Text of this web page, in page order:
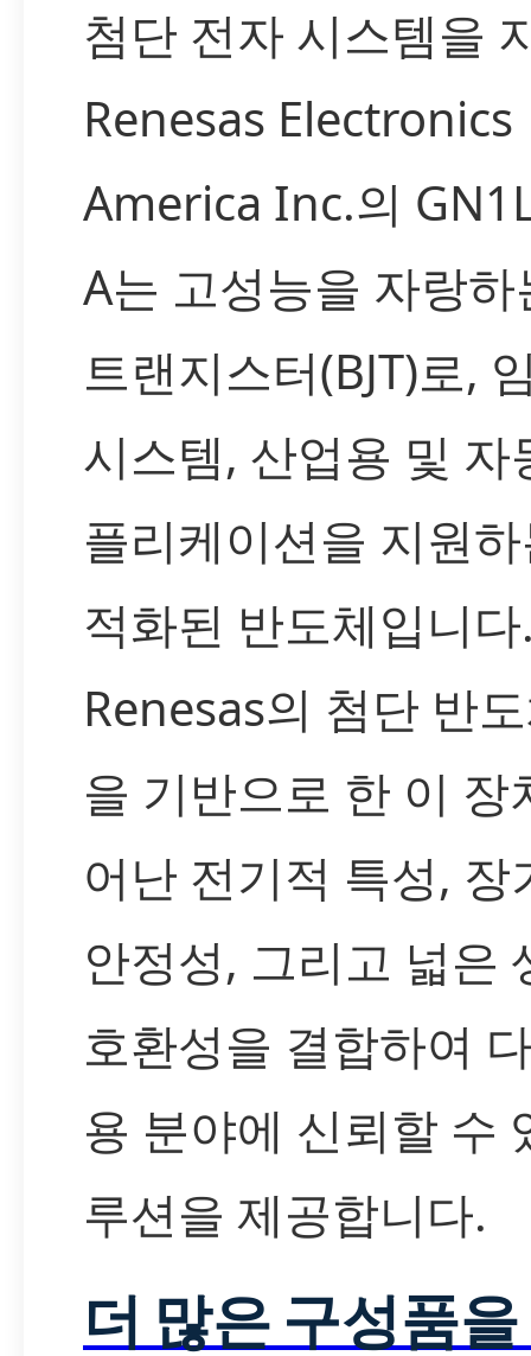
첨단 전자 시스템을
Renesas Electronics
America Inc.의
A는 고성능을 자랑
트랜지스터(BJT)로,
시스템, 산업용 및 자
플리케이션을 지원
적화된 반도체입니
Renesas의 첨단 반
을 기반으로 한 이 장
어난 전기적 특성, 장
안정성, 그리고 넓은
호환성을 결합하여
용 분야에 신뢰할 수
루션을 제공합니다.
더 많은 구성품